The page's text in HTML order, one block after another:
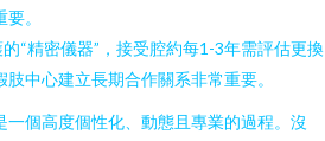
。
的“精密儀器”，接受腔約每1-3年需評估更
中心建立長期合作關系非常重要。
個高度個性化、動態且專業的過程。沒